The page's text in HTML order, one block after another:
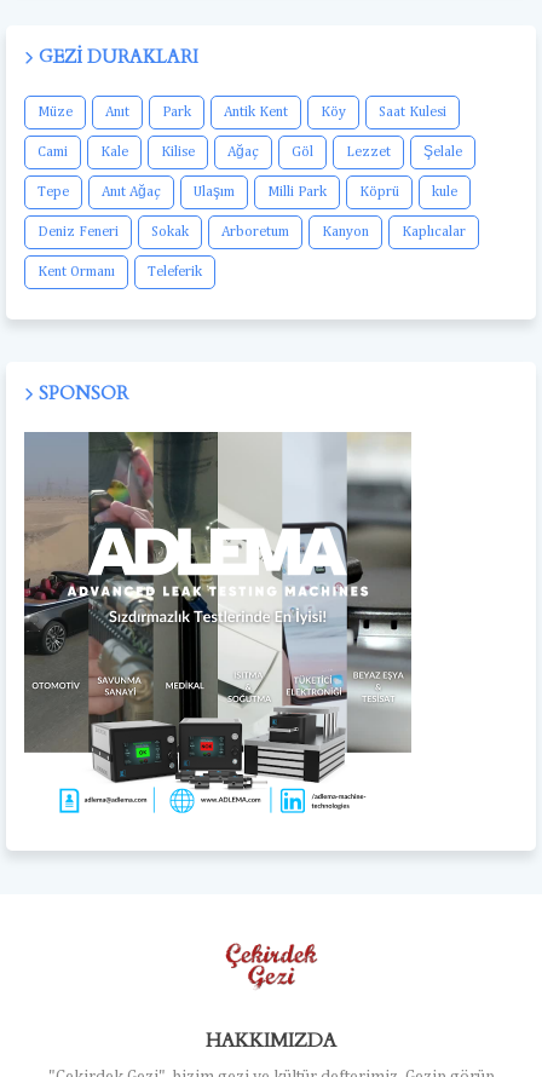
GEZI DURAKLARI
Müze Anıt Park Antik Kent Köy Saat Kulesi
Cami Kale Kilise Ağaç Göl Lezzet Şelale
Tepe Anıt Ağaç Ulaşım Milli Park Köprü kule
Deniz Feneri Sokak Arboretum Kanyon Kaplıcalar
Kent Ormanı Teleferik
SPONSOR
HAKKIMIZDA